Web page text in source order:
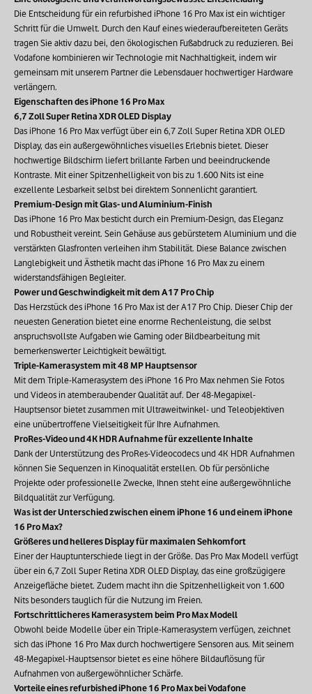
Die Entscheidung für ein refurbished iPhone 16 Pro Max ist ein wichtiger
Schritt für die Umwelt. Durch den Kauf eines wiederaufbereiteten Geräts
tragen Sie aktiv dazu bei, den ökologischen Fußabdruck zu reduzieren. Bei
Vodafone kombinieren wir Technologie mit Nachhaltigkeit, indem wir
gemeinsam mit unserem Partner die Lebensdauer hochwertiger Hardware
verlängern.
Eigenschaften des iPhone 16 Pro Max
6,7 Zoll Super Retina XDR OLED Display
Das iPhone 16 Pro Max verfügt über ein 6,7 Zoll Super Retina XDR OLED
Display, das ein außergewöhnliches visuelles Erlebnis bietet. Dieser
hochwertige Bildschirm liefert brillante Farben und beeindruckende
Kontraste. Mit einer Spitzenhelligkeit von bis zu 1.600 Nits ist eine
exzellente Lesbarkeit selbst bei direktem Sonnenlicht garantiert.
Premium-Design mit Glas- und Aluminium-Finish
Das iPhone 16 Pro Max besticht durch ein Premium-Design, das Eleganz
und Robustheit vereint. Sein Gehäuse aus gebürstetem Aluminium und die
verstärkten Glasfronten verleihen ihm Stabilität. Diese Balance zwischen
Langlebigkeit und Ästhetik macht das iPhone 16 Pro Max zu einem
widerstandsfähigen Begleiter.
Power und Geschwindigkeit mit dem A17 Pro Chip
Das Herzstück des iPhone 16 Pro Max ist der A17 Pro Chip. Dieser Chip der
neuesten Generation bietet eine enorme Rechenleistung, die selbst
anspruchsvollste Aufgaben wie Gaming oder Bildbearbeitung mit
bemerkenswerter Leichtigkeit bewältigt.
Triple-Kamerasystem mit 48 MP Hauptsensor
Mit dem Triple-Kamerasystem des iPhone 16 Pro Max nehmen Sie Fotos
und Videos in atemberaubender Qualität auf. Der 48-Megapixel-
Hauptsensor bietet zusammen mit Ultraweitwinkel- und Teleobjektiven
eine unübertroffene Vielseitigkeit für Ihre Aufnahmen.
ProRes-Video und 4K HDR Aufnahme für exzellente Inhalte
Dank der Unterstützung des ProRes-Videocodecs und 4K HDR Aufnahmen
können Sie Sequenzen in Kinoqualität erstellen. Ob für persönliche
Projekte oder professionelle Zwecke, Ihnen steht eine außergewöhnliche
Bildqualität zur Verfügung.
Was ist der Unterschied zwischen einem iPhone 16 und einem iPhone
16 Pro Max?
Größeres und helleres Display für maximalen Sehkomfort
Einer der Hauptunterschiede liegt in der Größe. Das Pro Max Modell verfügt
über ein 6,7 Zoll Super Retina XDR OLED Display, das eine großzügigere
Anzeigefläche bietet. Zudem macht ihn die Spitzenhelligkeit von 1.600
Nits besonders tauglich für die Nutzung im Freien.
Fortschrittlicheres Kamerasystem beim Pro Max Modell
Obwohl beide Modelle über ein Triple-Kamerasystem verfügen, zeichnet
sich das iPhone 16 Pro Max durch hochwertigere Sensoren aus. Mit seinem
48-Megapixel-Hauptsensor bietet es eine höhere Bildauflösung für
Aufnahmen von außergewöhnlicher Schärfe.
Vorteile eines refurbished iPhone 16 Pro Max bei Vodafone